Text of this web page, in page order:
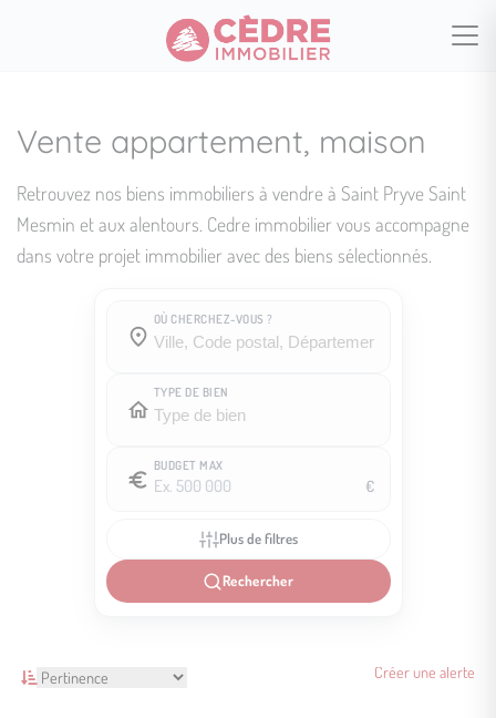
Vente appartement, maison
Retrouvez nos biens immobiliers à vendre à Saint Pryve Saint
Mesmin et aux alentours. Cedre immobilier vous accompagne
dans votre projet immobilier avec des biens sélectionnés.
OÙ CHERCHEZ-VOUS ?
Où cherchez-vous ?
Où cherchez-vous ?
TYPE DE BIEN
BUDGET MAX
€
Plus de filtres
Rechercher
Créer une alerte